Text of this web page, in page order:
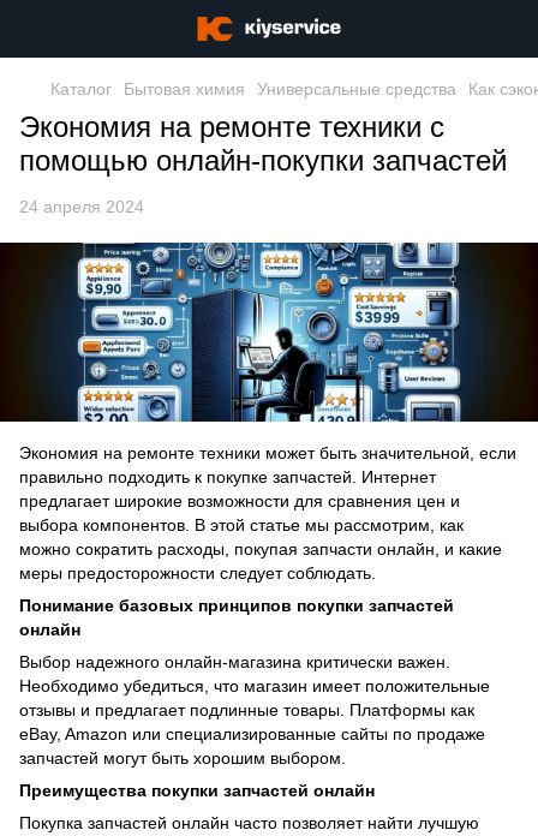
Каталог Бытовая химия Универсальные средства Как
Экономия на ремонте техники с
помощью онлайн-покупки запчастей
24 апреля 2024
Экономия на ремонте техники может быть значительной, если
правильно подходить к покупке запчастей. Интернет
предлагает широкие возможности для сравнения цен и
выбора компонентов. В этой статье мы рассмотрим, как
можно сократить расходы, покупая запчасти онлайн, и какие
меры предосторожности следует соблюдать.
Понимание базовых принципов покупки запчастей
онлайн
Выбор надежного онлайн-магазина критически важен.
Необходимо убедиться, что магазин имеет положительные
отзывы и предлагает подлинные товары. Платформы как
eBay, Amazon или специализированные сайты по продаже
запчастей могут быть хорошим выбором.
Преимущества покупки запчастей онлайн
Покупка запчастей онлайн часто позволяет найти лучшую